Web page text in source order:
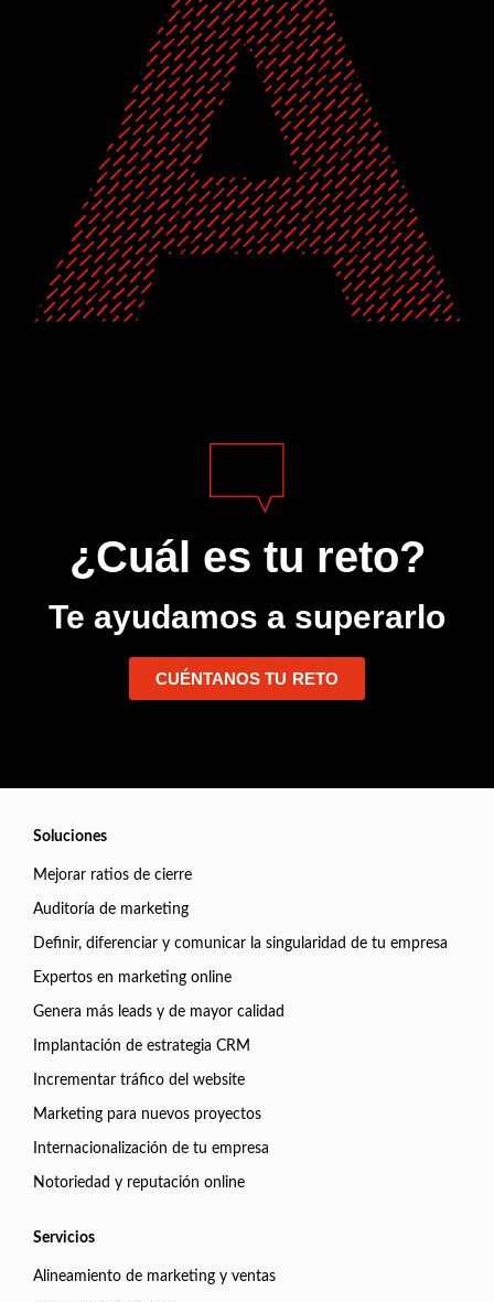
¿Cuál es tu reto?
Te ayudamos a superarlo
CUÉNTANOS TU RETO
Soluciones
Mejorar ratios de cierre
Auditoría de marketing
Definir, diferenciar y comunicar la singularidad de tu empresa
Expertos en marketing online
Genera más leads y de mayor calidad
Implantación de estrategia CRM
Incrementar tráfico del website
Marketing para nuevos proyectos
Internacionalización de tu empresa
Notoriedad y reputación online
Servicios
Alineamiento de marketing y ventas